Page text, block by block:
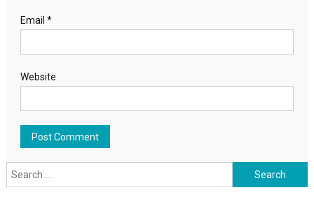
Email *
Website
Search for: